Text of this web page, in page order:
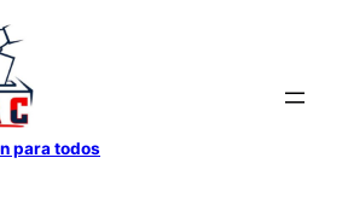
para todos